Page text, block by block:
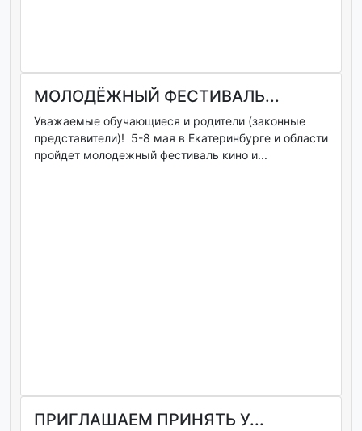
МОЛОДЁЖНЫЙ ФЕСТИВАЛЬ...
Уважаемые обучающиеся и родители (законные
представители)! 5-8 мая в Екатеринбурге и области
пройдет молодежный фестиваль кино и...
ПРИГЛАШАЕМ ПРИНЯТЬ У...